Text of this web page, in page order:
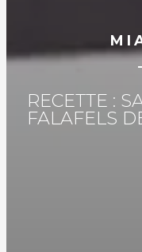
RECETTE :
FALAFELS